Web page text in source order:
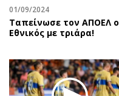
01/09/2024
Ταπείνωσε τον ΑΠΟΕΛ ο
Εθνικός με τριάρα!